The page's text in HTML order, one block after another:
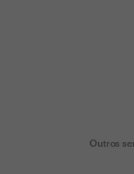
Outros